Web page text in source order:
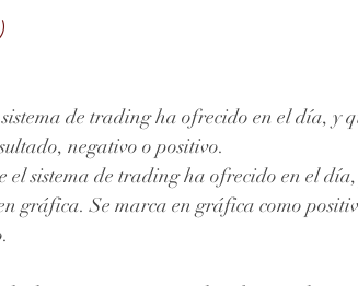
de trading ha ofrecido en el día, y
negativo o positivo.
el sistema de trading ha ofrecido en el
gráfica. Se marca en gráfica como